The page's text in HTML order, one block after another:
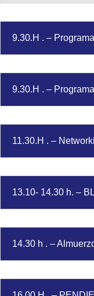
9.30.H . –
9.30.H . –
11.30.H . –
13.10- 14.30 h. –
14.30 h . –